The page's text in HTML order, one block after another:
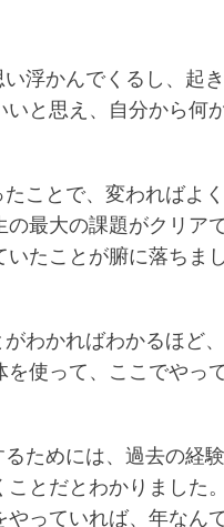
かんでくるし、起き
と思え、自分から何
とで、変わればよく
最大の課題がクリア
たことが腑に落ちまし
かればわかるほど、
使って、ここでやっ
めには、過去の経験
とだとわかりました
っていれば、年なん